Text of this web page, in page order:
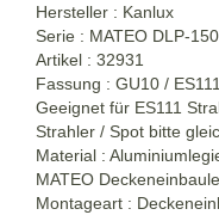
Hersteller : Kanlux
Serie : MATEO DLP-
Artikel : 32931
Fassung : GU10 / ES111
Geeignet für ES111
Strahler / Spot bitte
Material :
MATEO
Montageart :